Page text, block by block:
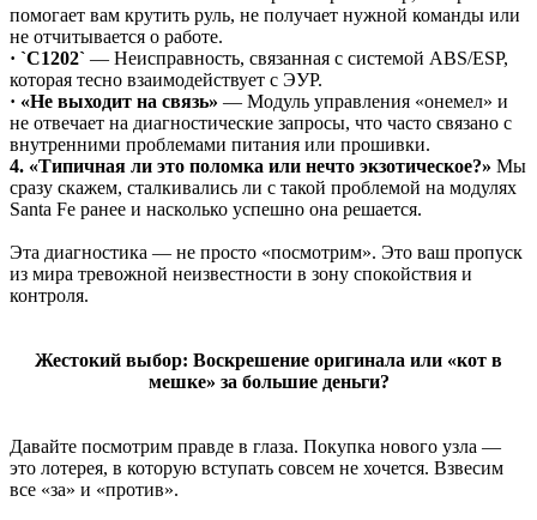
помогает вам крутить руль, не получает нужной команды или
не отчитывается о работе.
· `C1202` — Неисправность, связанная с системой ABS/ESP,
которая тесно взаимодействует с ЭУР.
· «Не выходит на связь» — Модуль управления «онемел» и
не отвечает на диагностические запросы, что часто связано с
внутренними проблемами питания или прошивки.
4. «Типичная ли это поломка или нечто экзотическое?» Мы
сразу скажем, сталкивались ли с такой проблемой на модулях
Santa Fe ранее и насколько успешно она решается.
Эта диагностика — не просто «посмотрим». Это ваш пропуск
из мира тревожной неизвестности в зону спокойствия и
контроля.
Жестокий выбор: Воскрешение оригинала или «кот в
мешке» за большие деньги?
Давайте посмотрим правде в глаза. Покупка нового узла —
это лотерея, в которую вступать совсем не хочется. Взвесим
все «за» и «против».